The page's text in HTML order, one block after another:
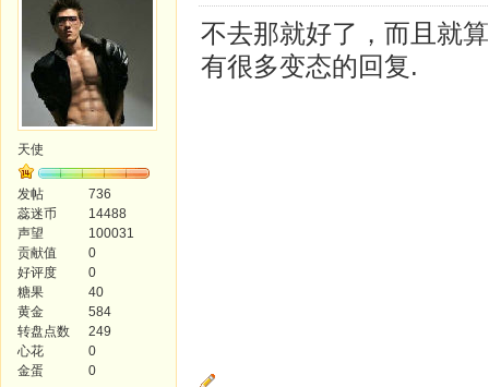
天使
发帖
736
蕊迷币
14488
声望
100031
贡献值
0
好评度
0
糖果
40
黄金
584
转盘点数
249
心花
0
金蛋
0
不去那就好了，而且就
有很多变态的回复.